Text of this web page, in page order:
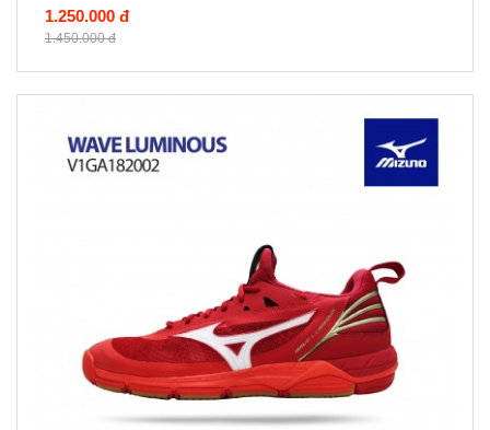
1.250.000 đ
1.450.000 đ